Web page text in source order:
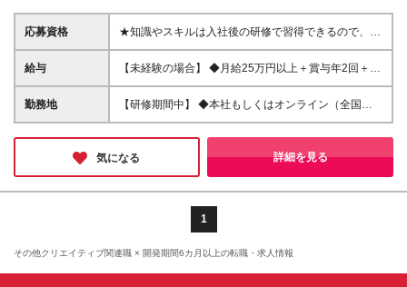
応募資格
★知識やスキルは入社後の研修で習得できるので、
100％ポテンシャル採用を行っています。 「成長する
キッカケを掴みたい！」 「未来の可能性を広げた
歓迎条件】 ◆高卒以上／未経験、既卒、社会人未経
験の方もOK！ ◆35歳までの方（若年層の長期キャリ
つけて、自信も身に付けたい方 ◎自分のペースでチ
ャレンジしたい方 ◎同じ価値観を持つ仲間を見つけ
たい方 ◎心機一転、チャレンジしたい方 ◎時間と場
所にとらわれたくない方 ◎在宅勤務やリモートワー
給与
【未経験の場合】 ◆月給25万円以上＋賞与年2回＋各
種手当（想定年収350万円） ※経験・スキルなどを考
慮し決定します。 ※残業代は全額支給します。 【経
経験がある方を想定しています。 ※経験がある方は、
現職・前職給与を考慮します。 ※残業代は全額支給し
勤務地
【研修期間中】 ◆本社もしくはオンライン（全国各
地からOK） ◇本社／東京都豊島区池袋2-47-6 第2オ
ンダビル6F └各線「池袋駅」徒歩4分 【研修終了後】
◆東京23区を中心とした全国各地のITプロジェクト先
す！ ※（変更の範囲）上記を除く当社関連勤務地
気になる 詳細を見る
1
その他クリエイティブ関連職 × 開発期間6カ月以上の転職・求人情報